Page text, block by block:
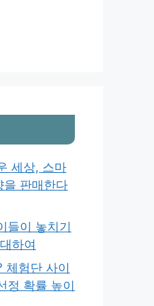
세상, 스마
을 판매한다
들이 놓치기
하여
체험단 사이
정 확률 높이